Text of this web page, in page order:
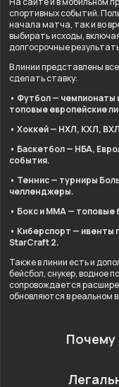
спортивных событий.
начала матча, так и во
выбирать исходы,
долгосрочные
В линии представлены
сделать ставку:
• Футбол — чемпионаты
топовые европейские
• Хоккей — НХЛ, КХЛ,
• Баскетбол — НБА,
события.
• Теннис — турниры
челленджеры.
• Бокс и ММА — топовые
• Киберспорт — ивенты
StarCraft 2.
Также в линии есть и
бейсбол, снукер, водное
сопровождается
обновляются в реальном
Почему